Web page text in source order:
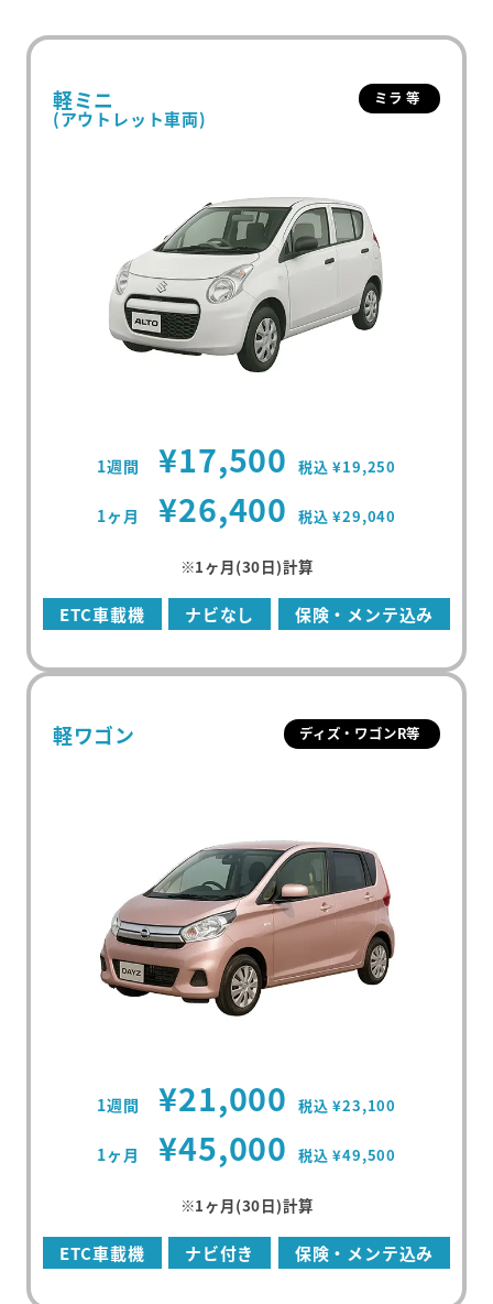
軽ミニ ミラ 等
(アウトレット車両)
1週間 ¥17,500 税込 ¥19,250
1ヶ月 ¥26,400 税込 ¥29,040
※1ヶ月(30日)計算
ETC車載機 ナビなし 保険・メンテ込み
軽ワゴン ディズ・ワゴンR等
1週間 ¥21,000 税込 ¥23,100
1ヶ月 ¥45,000 税込 ¥49,500
※1ヶ月(30日)計算
ETC車載機 ナビ付き 保険・メンテ込み